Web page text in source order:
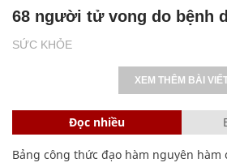
SỨC KHỎE
68 người tử vong do bệnh
XEM THÊM BÀI
Đọc nhiều
Bảng công thức đạo hàm nguyên hàm